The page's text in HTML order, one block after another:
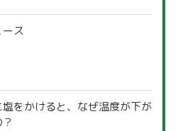
ース
をかけると、なぜ温度が下が